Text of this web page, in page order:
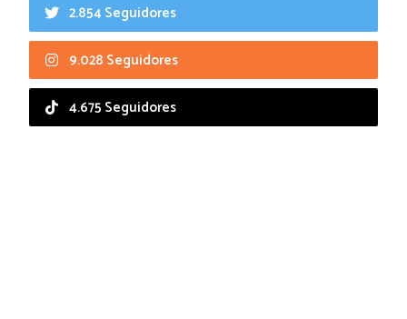
2.854 Seguidores
9.028 Seguidores
4.675 Seguidores